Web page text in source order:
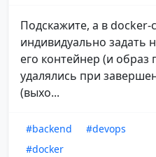
Подскажите, а в
индивидуально задать
его контейнер (и
удалялись при
(выхо...
#backend
#devops
#docker